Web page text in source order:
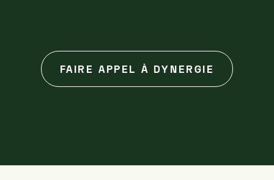
FAIRE APPEL À DYNERGIE